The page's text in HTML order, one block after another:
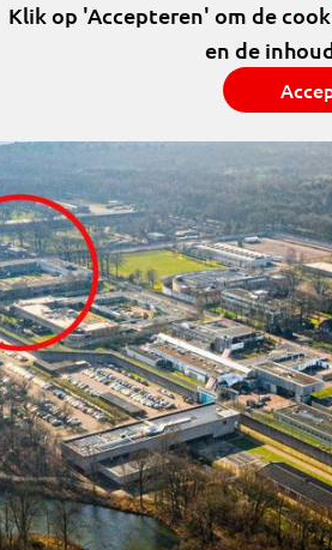
Klik op 'Accepteren' om de
en de